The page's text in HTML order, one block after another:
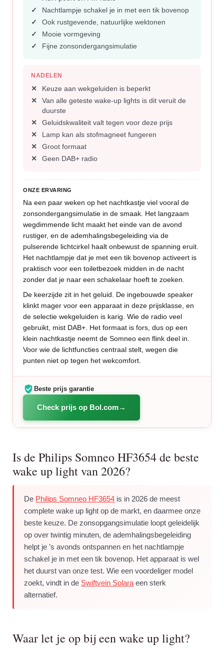
Nachtlampje schakel je in met een tik bovenop
Ook rustgevende, natuurlijke wektonen
Mooie vormgeving
Fijne zonsondergangsimulatie
NADELEN
Keuze aan wekgeluiden is beperkt
Van alle geteste wake-up lights is dit veruit de
duurste
Geluidskwaliteit valt tegen voor deze prijs
Lamp kan als stofmagneet fungeren
Groot formaat
Geen DAB+ radio
ONZE ERVARING
Na een paar weken op het nachtkastje viel vooral de
zonsondergangsimulatie in de smaak. Het langzaam
wegdimmende licht maakt het einde van de avond
rustiger, en de ademhalingsbegeleiding via de
pulserende lichtcirkel haalt onbewust de spanning eruit.
Het nachtlampje dat je met een tik bovenop activeert is
praktisch voor een toiletbezoek midden in de nacht
zonder dat je naar een schakelaar hoeft te zoeken.
De keerzijde zit in het geluid. De ingebouwde speaker
klinkt mager voor een apparaat in deze prijsklasse, en
de selectie wekgeluiden is karig. Wie de radio veel
gebruikt, mist DAB+. Het formaat is fors, dus op een
klein nachtkastje neemt de Somneo een flink deel in.
Voor wie de lichtfuncties centraal stelt, wegen die
punten niet op tegen het wekcomfort.
Beste prijs garantie
Check prijs op Bol.com
Is de Philips Somneo HF3654 de beste
wake up light van 2026?
De Philips Somneo HF3654 is in 2026 de meest
complete wake up light op de markt, en daarmee onze
beste keuze. De zonsopgangsimulatie loopt geleidelijk
op over twintig minuten, de ademhalingsbegeleiding
helpt je ’s avonds ontspannen en het nachtlampje
schakel je in met een tik bovenop. Het apparaat is wel
het duurst van onze test. Wie een voordeliger model
zoekt, vindt in de Swiftvein Solara een sterk
alternatief.
Waar let je op bij een wake up light?